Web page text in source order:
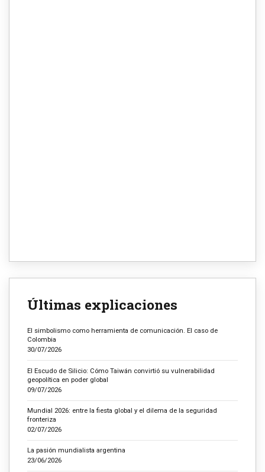
Últimas explicaciones
El simbolismo como herramienta de comunicación. El caso de
Colombia
30/07/2026
El Escudo de Silicio: Cómo Taiwán convirtió su vulnerabilidad
geopolítica en poder global
09/07/2026
Mundial 2026: entre la fiesta global y el dilema de la seguridad
fronteriza
02/07/2026
La pasión mundialista argentina
23/06/2026